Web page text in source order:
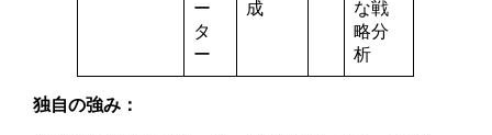
ー
タ
ー
成
な戦
略分
析
独自の強み：